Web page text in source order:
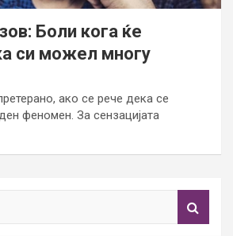
Боли кога ќе
си можел многу
ако се рече дека се
феномен. За сензацијата